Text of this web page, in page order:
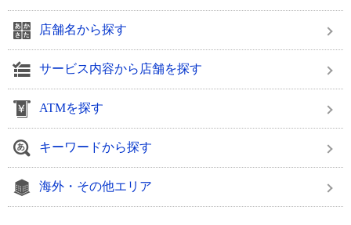
店舗名から探す
サービス内容から店舗を探す
ATMを探す
キーワードから探す
海外・その他エリア